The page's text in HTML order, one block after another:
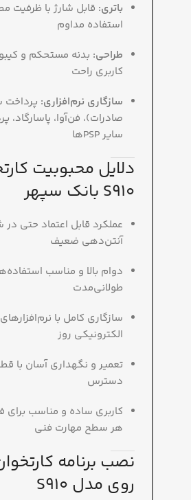
باتری: قابل شارژ با ظرفیت
استفاده مداوم
طراحی: بدنه مستحکم و
کاربری راحت
سازگاری نرم‌افزاری: پرداخت
صادرات)، فن‌آوا، پاسارگاد،
سایر PSPها
دلایل محبوبیت
S910 بانک سپهر
عملکرد قابل اعتماد حتی در
آنتن‌دهی ضعیف
دوام بالا و مناسب
طولانی‌مدت
سازگاری کامل با
الکترونیکی روز
تعمیر و نگهداری آسان با
دسترس
کاربری ساده و مناسب برای
هر سطح مهارت فنی
نصب برنامه
روی مدل S910